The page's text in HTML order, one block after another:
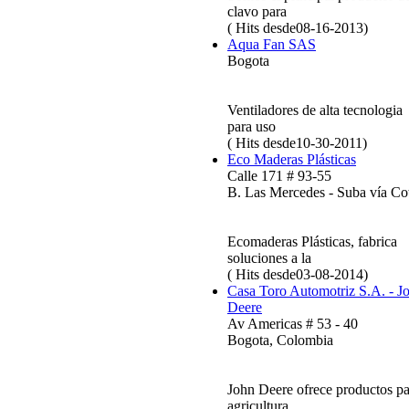
clavo para
( Hits desde08-16-2013)
Aqua Fan SAS
Bogota
Ventiladores de alta tecnologia
para uso
( Hits desde10-30-2011)
Eco Maderas Plásticas
Calle 171 # 93-55
B. Las Mercedes - Suba vía
Ecomaderas Plásticas, fabrica
soluciones a la
( Hits desde03-08-2014)
Casa Toro Automotriz S.A. -
Deere
Av Americas # 53 - 40
Bogota, Colombia
John Deere ofrece productos
agricultura,